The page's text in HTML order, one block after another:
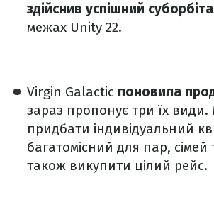
здійснив успішний
межах Unity 22.
Virgin Galactic поновила
зараз пропонує три їх
придбати індивідуальний
багатомісний для пар, сімей
також викупити цілий рейс.